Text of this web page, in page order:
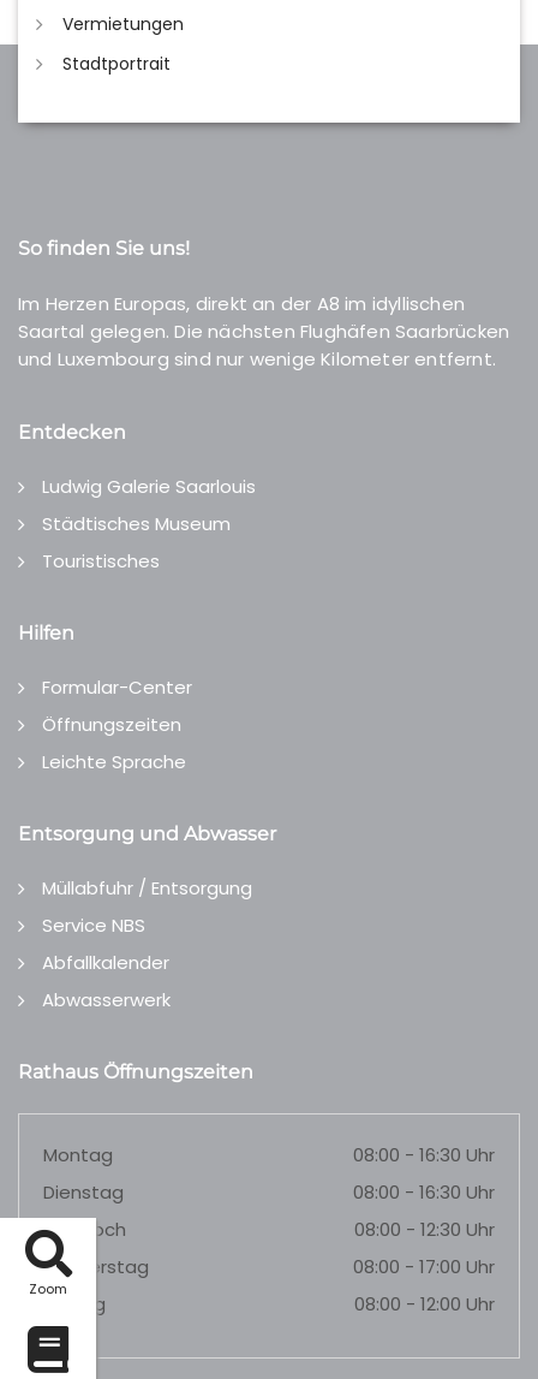
Zoom
Vermietungen
Stadtportrait
So finden Sie uns!
Im Herzen Europas, direkt an der A8 im idyllischen
Saartal gelegen. Die nächsten Flughäfen Saarbrücken
und Luxembourg sind nur wenige Kilometer entfernt.
Entdecken
Ludwig Galerie Saarlouis
Städtisches Museum
Touristisches
Hilfen
Formular-Center
Öffnungszeiten
Leichte Sprache
Entsorgung und Abwasser
Müllabfuhr / Entsorgung
Service NBS
Abfallkalender
Abwasserwerk
Rathaus Öffnungszeiten
Montag
08:00 - 16:30 Uhr
Dienstag
08:00 - 16:30 Uhr
Mittwoch
08:00 - 12:30 Uhr
Donnerstag
08:00 - 17:00 Uhr
Freitag
08:00 - 12:00 Uhr